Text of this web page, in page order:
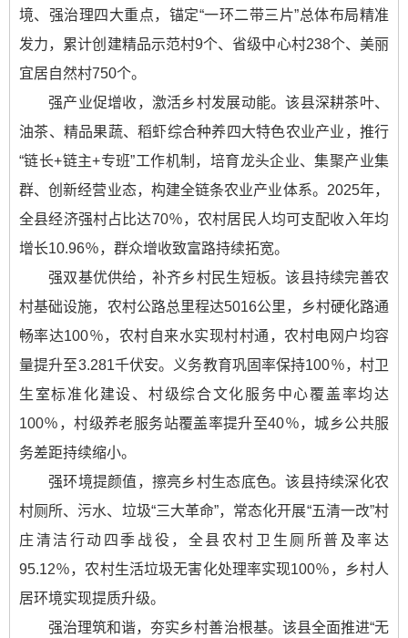
境、强治理四大重点，锚定“一环二带三片”总体布局精准
发力，累计创建精品示范村9个、省级中心村238个、美丽
宜居自然村750个。
强产业促增收，激活乡村发展动能。该县深耕茶叶、
油茶、精品果蔬、稻虾综合种养四大特色农业产业，推行
“链长+链主+专班”工作机制，培育龙头企业、集聚产业集
群、创新经营业态，构建全链条农业产业体系。2025年，
全县经济强村占比达70％，农村居民人均可支配收入年均
增长10.96％，群众增收致富路持续拓宽。
强双基优供给，补齐乡村民生短板。该县持续完善农
村基础设施，农村公路总里程达5016公里，乡村硬化路通
畅率达100％，农村自来水实现村村通，农村电网户均容
量提升至3.281千伏安。义务教育巩固率保持100％，村卫
生室标准化建设、村级综合文化服务中心覆盖率均达
100％，村级养老服务站覆盖率提升至40％，城乡公共服
务差距持续缩小。
强环境提颜值，擦亮乡村生态底色。该县持续深化农
村厕所、污水、垃圾“三大革命”，常态化开展“五清一改”村
庄清洁行动四季战役，全县农村卫生厕所普及率达
95.12％，农村生活垃圾无害化处理率实现100％，乡村人
居环境实现提质升级。
强治理筑和谐，夯实乡村善治根基。该县全面推进“无